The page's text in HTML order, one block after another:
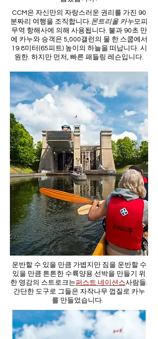
CCM은 자신만의 자랑스러운 권리를 가진 90
분짜리 여행을 조직합니다. 몬트리올 카누모피
무역 항해사에 의해 사용됩니다. 불과 90초 만
에 카누와 승객은 5,000갤런의 물 한 스쿱에서
19.8미터(65피트) 높이의 하늘을 떠납니다. 시
원한. 하지만 먼저, 빠른 패들링 레슨입니다.
운반할 수 있을 만큼 가볍지만 짐을 운반할 수
있을 만큼 튼튼한 수륙양용 선박을 만들기 위
한 영감의 스트로크는퍼스트 네이션스사람들.
간단한 도구로 그들은 자작나무 껍질로 카누
를 만들었습니다.